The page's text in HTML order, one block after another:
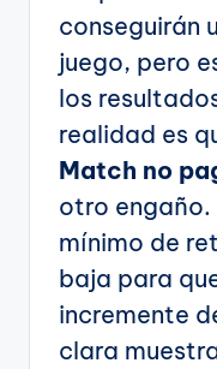
conseguirán
juego, pero
los
realidad es
Match no
otro engaño.
mínimo de
baja para
incremente
clara